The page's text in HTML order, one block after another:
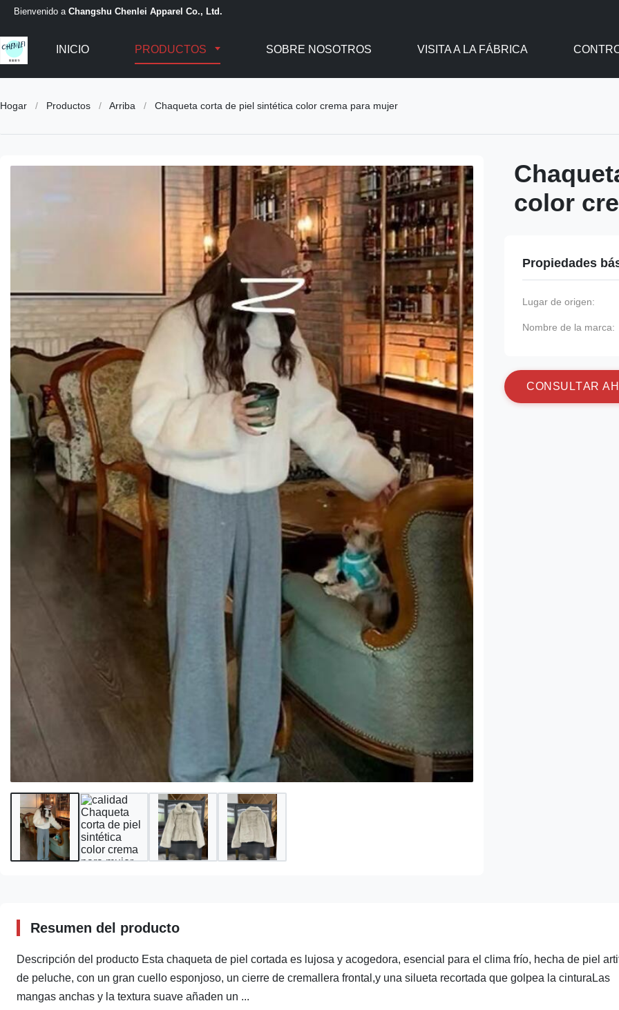
Bienvenido a Changshu Chenlei Apparel Co., Ltd.
INICIO PRODUCTOS SOBRE NOSOTROS VISITA A LA FÁBRICA
Hogar / Productos / Arriba / Chaqueta corta de piel sintética color crema para mujer
color
Propiedades
Lugar de origen:
Nombre de la marca:
CON SU LTAR A H
Resumen del producto
Descripción del producto Esta chaqueta de piel cortada es lujosa y acogedora, esencial para el clima frío, hecha de piel
de peluche, con un gran cuello esponjoso, un cierre de cremallera frontal,y una silueta recortada que golpea la cinturaLas
mangas anchas y la textura suave añaden un ...